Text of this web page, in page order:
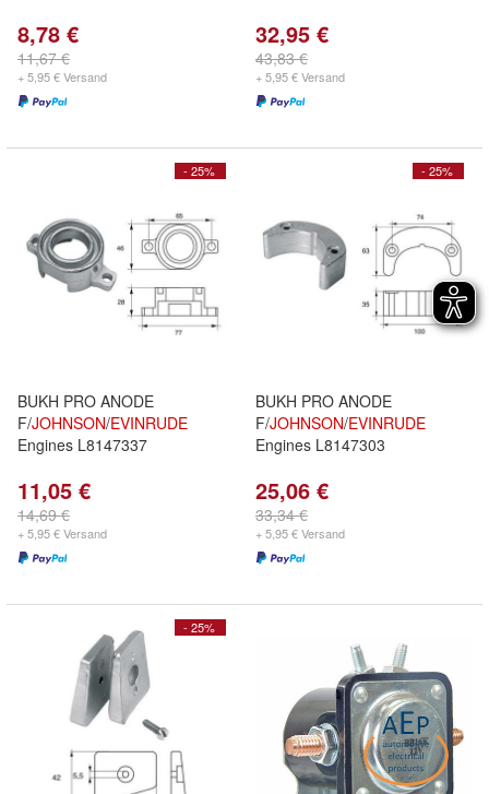
8,78 €
11,67 €
+ 5,95 € Versand
32,95 €
43,83 €
+ 5,95 € Versand
- 25%
BUKH PRO ANODE
F/JOHNSON/EVINRUDE
Engines L8147337
11,05 €
14,69 €
+ 5,95 € Versand
- 25%
BUKH PRO ANODE
F/JOHNSON/EVINRUDE
Engines L8147303
25,06 €
33,34 €
+ 5,95 € Versand
- 25%